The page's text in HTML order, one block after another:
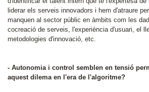
liderar els serveis innovadors i hem d'atraure
manquen al sector públic en àmbits com les
cocreació de serveis, l'experiència d'usuari, el
metodologies d'innovació, etc.
- Autonomia i control semblen en tensió
aquest dilema en l'era de l'algoritme?